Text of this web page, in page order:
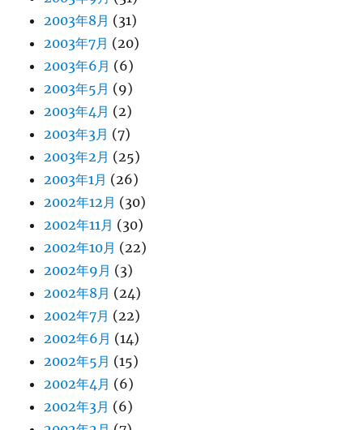
2003年8月 (31)
2003年7月 (20)
2003年6月 (6)
2003年5月 (9)
2003年4月 (2)
2003年3月 (7)
2003年2月 (25)
2003年1月 (26)
2002年12月 (30)
2002年11月 (30)
2002年10月 (22)
2002年9月 (3)
2002年8月 (24)
2002年7月 (22)
2002年6月 (14)
2002年5月 (15)
2002年4月 (6)
2002年3月 (6)